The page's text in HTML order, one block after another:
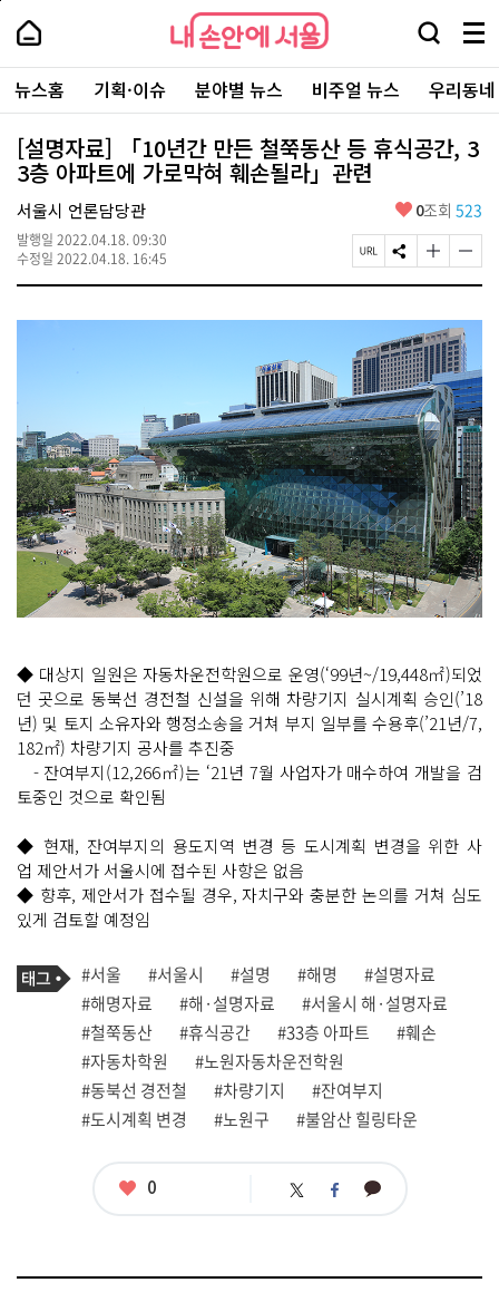
본
로
가
내
손
안
에
서
울
-
서
울
시
대
표
소
통
포
내
손
에
울
검
창
열
기
메
뉴
전
체
보
기
주
요
서
뉴스홈 기획·이슈 분야별 뉴스 비주얼 뉴스 우리동
[설명자료] 「10년간 만든 철쭉동산 등 휴식공간, 3
3층 아파트에 가로막혀 훼손될라」관련
서울시 언론담당관
발행일 2022.04.18. 09:30
수정일 2022.04.18. 16:45
좋
요
0조회 523
페
이
U
L
복
사
S
N
공
유
하
기
글
자
기
크
게
변
경
하
기
글
자
기
작
게
변
경
하
기
◆ 대상지 일원은 자동차운전학원으로 운영(‘99년~/19,448㎡)되었
던 곳으로 동북선 경전철 신설을 위해 차량기지 실시계획 승인(’18
년) 및 토지 소유자와 행정소송을 거쳐 부지 일부를 수용후(’21년/7,
182㎡) 차량기지 공사를 추진중
- 잔여부지(12,266㎡)는 ‘21년 7월 사업자가 매수하여 개발을 검
토중인 것으로 확인됨
◆ 현재, 잔여부지의 용도지역 변경 등 도시계획 변경을 위한 사
업 제안서가 서울시에 접수된 사항은 없음
◆ 향후, 제안서가 접수될 경우, 자치구와 충분한 논의를 거쳐 심도
있게 검토할 예정임
기
사
관
련
태
그
태
그
#서울 #서울시 #설명 #해명
#설명자료
#해명자료
#해·설명자료
#서울시 해·설명자료
#철쭉동산
#휴식공간 #33층 아파트
#훼손
#자동차학원
#노원자동차운전학원
#동북선 경전철
#차량기지
#잔여부지
#도시계획 변경
#노원구 #불암산 힐링타운
좋
0 트 페 카
페
상
단
로